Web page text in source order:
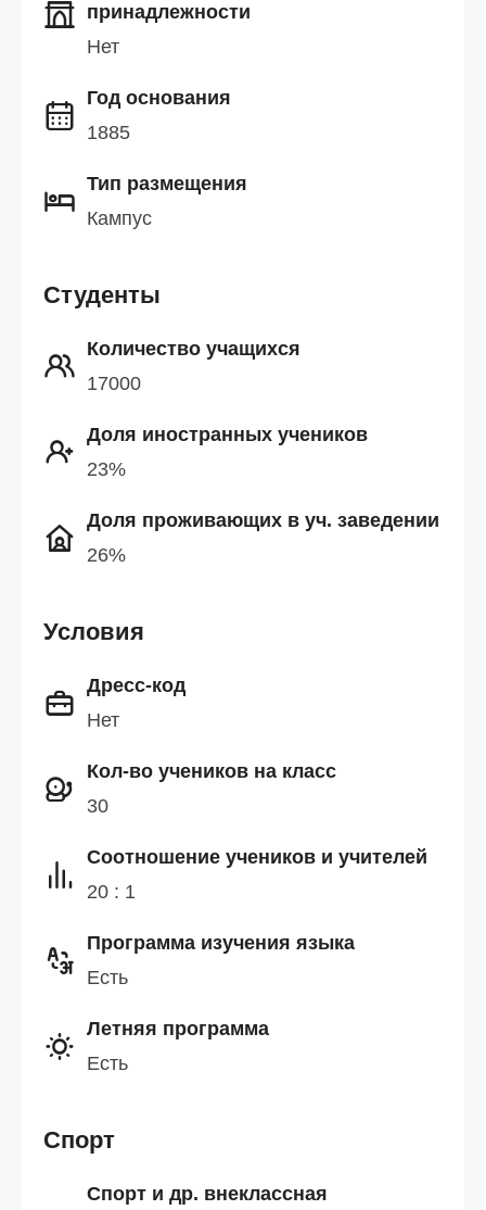
принадлежности
Нет
Год основания
1885
Тип размещения
Кампус
Студенты
Количество учащихся
17000
Доля иностранных учеников
23%
Доля проживающих в уч. заведении
26%
Условия
Дресс-код
Нет
Кол-во учеников на класс
30
Cоотношение учеников и учителей
20 : 1
Программа изучения языка
Есть
Летняя программа
Есть
Спорт
Спорт и др. внеклассная